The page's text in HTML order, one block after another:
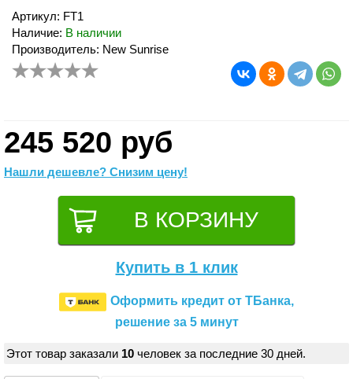
Артикул: FT1
Наличие: В наличии
Производитель: New Sunrise
245 520 руб
Нашли дешевле? Снизим цену!
Купить в 1 клик
Оформить кредит от ТБанка,
решение за 5 минут
Этот товар заказали 10 человек за последние 30 дней.